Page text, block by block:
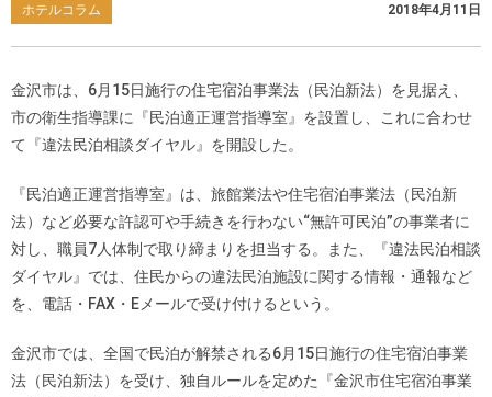
ホテルコラム 2018年4月11日
金沢市は、6月15日施行の住宅宿泊事業法（民泊新法）を見据え、
市の衛生指導課に『民泊適正運営指導室』を設置し、これに合わせ
て『違法民泊相談ダイヤル』を開設した。
『民泊適正運営指導室』は、旅館業法や住宅宿泊事業法（民泊新
法）など必要な許認可や手続きを行わない“無許可民泊”の事業者に
対し、職員7人体制で取り締まりを担当する。また、『違法民泊相談
ダイヤル』では、住民からの違法民泊施設に関する情報・通報など
を、電話・FAX・Eメールで受け付けるという。
金沢市では、全国で民泊が解禁される6月15日施行の住宅宿泊事業
法（民泊新法）を受け、独自ルールを定めた『金沢市住宅宿泊事業